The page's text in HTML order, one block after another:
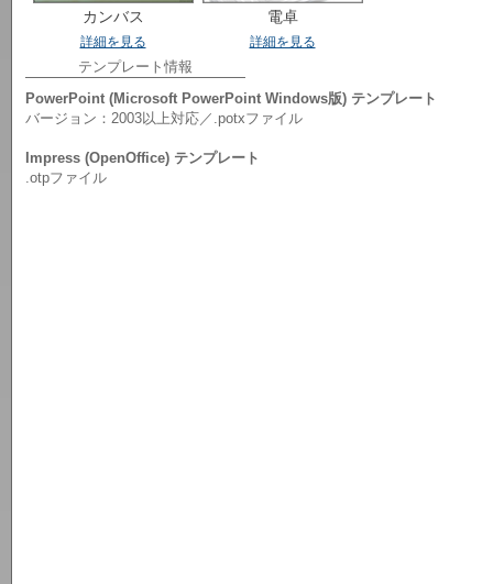
カンバス
詳細を見る
電卓
詳細を見る
テンプレート情報
PowerPoint (Microsoft PowerPoint Windows版) テンプレート
バージョン：2003以上対応／.potxファイル
Impress (OpenOffice) テンプレート
.otpファイル